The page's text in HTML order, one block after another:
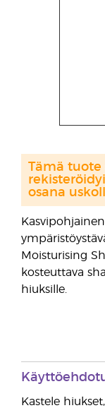
Moisturising
kosteuttava
hiuksille.
Tämä tuote
osana
Kastele